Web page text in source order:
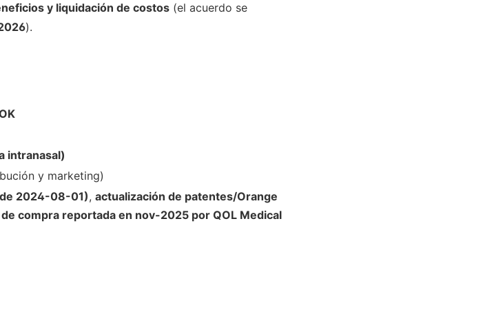
y liquidación de costos (el acuerdo se
).
intranasal)
y marketing)
2024-08-01), actualización de patentes/Orange
compra reportada en nov-2025 por QOL Medical